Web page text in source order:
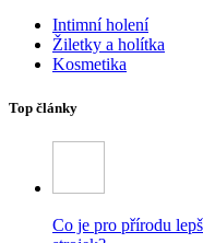
Intimní holení
Žiletky a holítka
Kosmetika
Top články
Co je pro přírodu